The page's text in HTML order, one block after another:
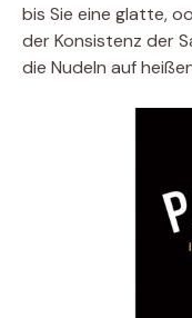
bis Sie eine glatte,
der Konsistenz der
die Nudeln auf